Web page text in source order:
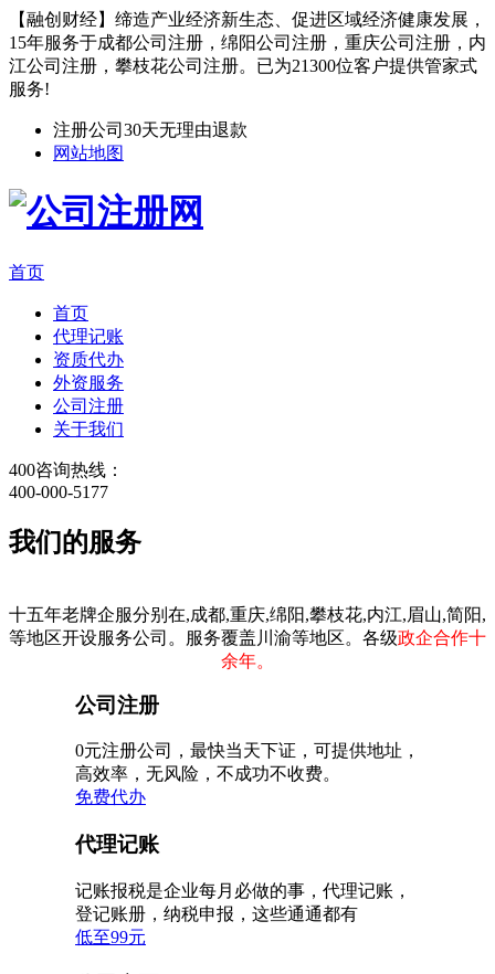
【融创财经】缔造产业经济新生态、促进区域经济健康发展，
15年服务于成都公司注册，绵阳公司注册，重庆公司注册，内
江公司注册，攀枝花公司注册。已为21300位客户提供管家式
服务!
注册公司30天无理由退款
网站地图
首页
首页
代理记账
资质代办
外资服务
公司注册
关于我们
400咨询热线：
400-000-5177
我们的服务
十五年老牌企服分别在,成都,重庆,绵阳,攀枝花,内江,眉山,简阳,
等地区开设服务公司。服务覆盖川渝等地区。各级政企合作十
余年。
公司注册
0元注册公司，最快当天下证，可提供地址，
高效率，无风险，不成功不收费。
免费代办
代理记账
记账报税是企业每月必做的事，代理记账，
登记账册，纳税申报，这些通通都有
低至99元